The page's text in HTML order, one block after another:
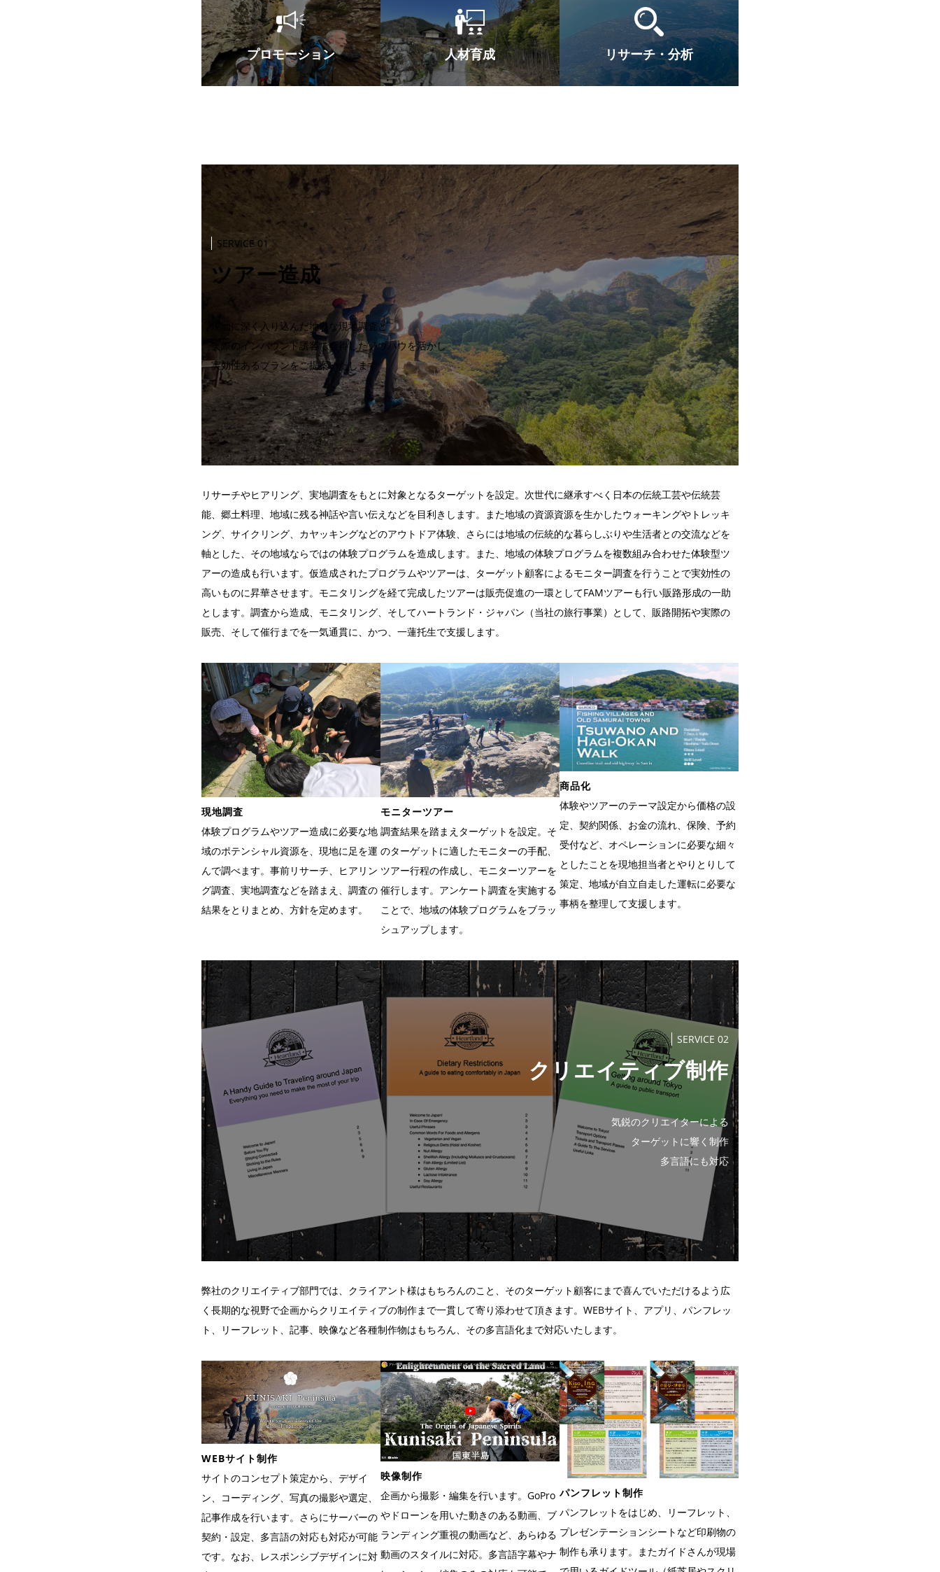
プロモーション 人材育成 リサーチ・分析
SERVICE 01
ツアー造成
現地に深く入り込んだ地道な現地調査と
実際のインバウンド誘客で会得したノウハウを活かし
実効性あるプランをご提案いたします
リサーチやヒアリング、実地調査をもとに対象となるターゲットを設定。次世代に継承すべく日本の伝統工芸や伝統芸
能、郷土料理、地域に残る神話や言い伝えなどを目利きします。また地域の資源資源を生かしたウォーキングやトレッキ
ング、サイクリング、カヤッキングなどのアウトドア体験、さらには地域の伝統的な暮らしぶりや生活者との交流などを
軸とした、その地域ならではの体験プログラムを造成します。また、地域の体験プログラムを複数組み合わせた体験型ツ
アーの造成も行います。仮造成されたプログラムやツアーは、ターゲット顧客によるモニター調査を行うことで実効性の
高いものに昇華させます。モニタリングを経て完成したツアーは販売促進の一環としてFAMツアーも行い販路形成の一助
とします。調査から造成、モニタリング、そしてハートランド・ジャパン （当社の旅行事業）として、販路開拓や実際の
販売、そして催行までを一気通貫に、かつ、一蓮托生で支援します。
現地調査
体験プログラムやツアー造成に必要な地
域のポテンシャル資源を、現地に足を運
んで調べます。事前リサーチ、ヒアリン
グ調査、実地調査などを踏まえ、調査の
結果をとりまとめ、方針を定めます。
モニターツアー
調査結果を踏まえターゲットを設定。そ
のターゲットに適したモニターの手配、
ツアー行程の作成し、モニターツアーを
催行します。アンケート調査を実施する
ことで、地域の体験プログラムをブラッ
シュアップします。
商品化
体験やツアーのテーマ設定から価格の設
定、契約関係、お金の流れ、保険、予約
受付など、オペレーションに必要な細々
としたことを現地担当者とやりとりして
策定、地域が自立自走した運転に必要な
事柄を整理して支援します。
SERVICE 02
クリエイティブ制作
気鋭のクリエイターによる
ターゲットに響く制作
多言語にも対応
弊社のクリエイティブ部門では、クライアント様はもちろんのこと、そのターゲット顧客にまで喜んでいただけるよう広
く長期的な視野で企画からクリエイティブの制作まで一貫して寄り添わせて頂きます。WEBサイト、アプリ、パンフレッ
ト、リーフレット、記事、映像など各種制作物はもちろん、その多言語化まで対応いたします。
WEBサイト制作
サイトのコンセプト策定から、デザイ
ン、コーディング、写真の撮影や選定、
記事作成を行います。さらにサーバーの
契約・設定、多言語の対応も対応が可能
です。なお、レスポンシブデザインに対
映像制作
企画から撮影・編集を行います。GoPro
やドローンを用いた動きのある動画、ブ
ランディング重視の動画など、あらゆる
動画のスタイルに対応。多言語字幕やナ
パンフレット制作
パンフレットをはじめ、リーフレット、
プレゼンテーションシートなど印刷物の
制作も承ります。またガイドさんが現場